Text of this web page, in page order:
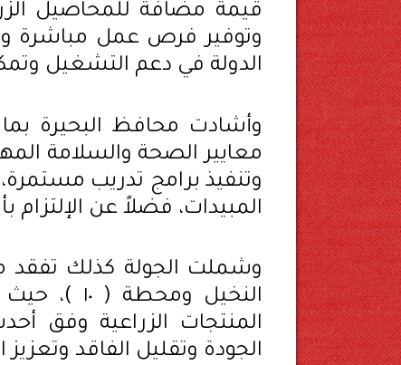
قيمة مضافة للمحاصيل
وتوفير فرص عمل مباشرة
الدولة في دعم التشغيل
وأشادت محافظ البحيرة
معايير الصحة والسلامة
وتنفيذ برامج تدريب
المبيدات، فضلاً عن الإلتزام
وشملت الجولة كذلك تفقد
النخيل
المنتجات الزراعية وفق
الجودة وتقليل الفاقد